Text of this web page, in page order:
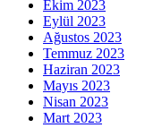
Ekim 2023
Eylül 2023
Ağustos 2023
Temmuz 2023
Haziran 2023
Mayıs 2023
Nisan 2023
Mart 2023